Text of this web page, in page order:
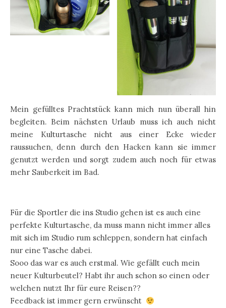
Mein gefülltes Prachtstück kann mich nun überall hin
begleiten. Beim nächsten Urlaub muss ich auch nicht
meine Kulturtasche nicht aus einer Ecke wieder
raussuchen, denn durch den Hacken kann sie immer
genutzt werden und sorgt zudem auch noch für etwas
mehr Sauberkeit im Bad.
Für die Sportler die ins Studio gehen ist es auch eine
perfekte Kulturtasche, da muss mann nicht immer alles
mit sich im Studio rum schleppen, sondern hat einfach
nur eine Tasche dabei.
Sooo das war es auch erstmal. Wie gefällt euch mein
neuer Kulturbeutel? Habt ihr auch schon so einen oder
welchen nutzt Ihr für eure Reisen??
Feedback ist immer gern erwünscht